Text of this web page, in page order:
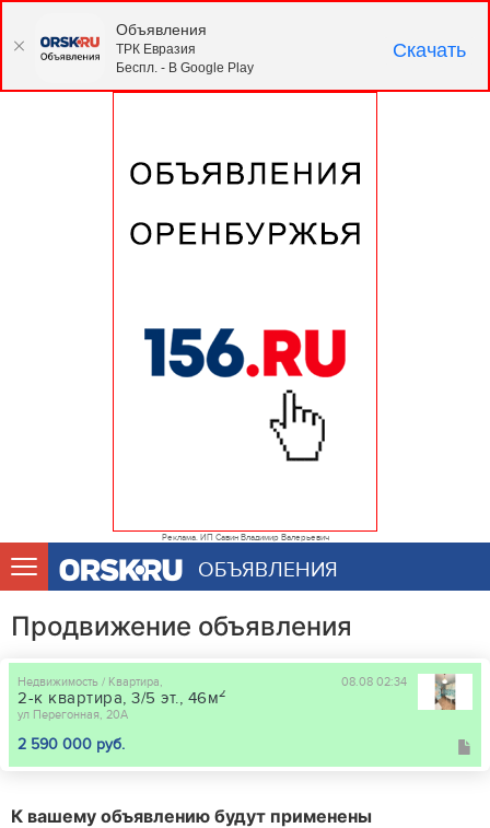
Реклама. ИП Савин Владимир Валерьевич
ОБЪЯВЛЕНИЯ
Продвижение объявления
08.08 02:34
Недвижимость / Квартира,
2-к квартира, 3/5 эт., 46м2
ул Перегонная, 20А
2 590 000 руб.
К вашему объявлению будут применены
Объявления
ТРК Евразия
Беспл. - В Google Play
Скачать